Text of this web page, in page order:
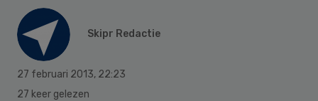
Skipr Redactie
27 februari 2013, 22:23
27 keer gelezen